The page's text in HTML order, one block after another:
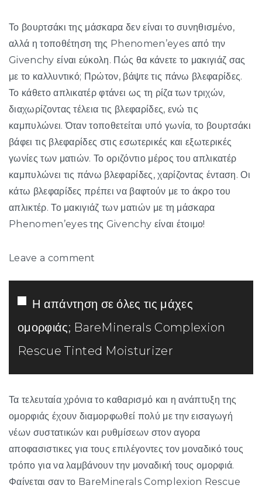
Το βουρτσάκι της μάσκαρα δεν είναι το συνηθισμένο,
αλλά η τοποθέτηση της Phenomen’eyes από την
Givenchy είναι εύκολη. Πώς θα κάνετε το μακιγιάζ σας
με το καλλυντικό; Πρώτον, βάψτε τις πάνω βλεφαρίδες.
Το κάθετο απλικατέρ φτάνει ως τη ρίζα των τριχών,
διαχωρίζοντας τέλεια τις βλεφαρίδες, ενώ τις
καμπυλώνει. Όταν τοποθετείται υπό γωνία, το βουρτσάκι
βάφει τις βλεφαρίδες στις εσωτερικές και εξωτερικές
γωνίες των ματιών. Το οριζόντιο μέρος του απλικατέρ
καμπυλώνει τις πάνω βλεφαρίδες, χαρίζοντας ένταση. Οι
κάτω βλεφαρίδες πρέπει να βαφτούν με το άκρο του
απλικτέρ. Το μακιγιάζ των ματιών με τη μάσκαρα
Phenomen’eyes της Givenchy είναι έτοιμο!
Leave a comment
Η απάντηση σε όλες τις μάχες
ομορφιάς; BareMinerals Complexion
Rescue Tinted Moisturizer
Τα τελευταία χρόνια το καθαρισμό και η ανάπτυξη της
ομορφιάς έχουν διαμορφωθεί πολύ με την εισαγωγή
νέων συστατικών και ρυθμίσεων στον αγορα
αποφασιστικες για τους επιλέγοντες τον μοναδικό τους
τρόπο για να λαμβάνουν την μοναδική τους ομορφιά.
Φαίνεται σαν το BareMinerals Complexion Rescue